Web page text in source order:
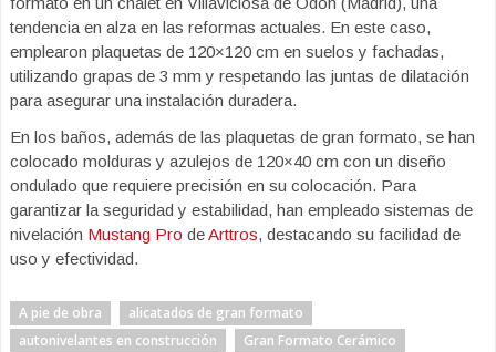
tendencia en alza en las reformas actuales. En este caso,
emplearon plaquetas de 120×120 cm en suelos y fachadas,
utilizando grapas de 3 mm y respetando las juntas de dilatación
para asegurar una instalación duradera.
En los baños, además de las plaquetas de gran formato, se han
colocado molduras y azulejos de 120×40 cm con un diseño
ondulado que requiere precisión en su colocación. Para
garantizar la seguridad y estabilidad, han empleado sistemas de
nivelación Mustang Pro deArttros, destacando su facilidad de
uso y efectividad.
A pie de obra
alicatados de gran formato
autonivelantes en construcción
Gran Formato Cerámico